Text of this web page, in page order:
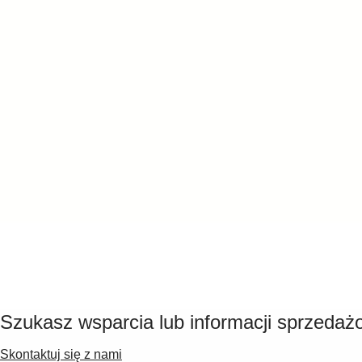
Szukasz wsparcia lub informacji
Skontaktuj się z nami